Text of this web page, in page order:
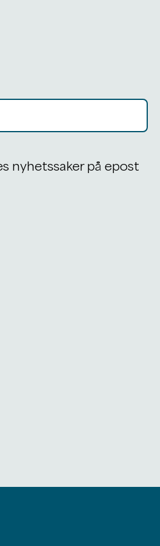
nyhetssaker på epost